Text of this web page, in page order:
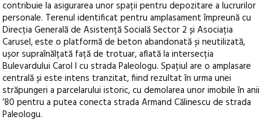
contribuie la asigurarea unor spații pentru depozitare a lucrurilor
personale. Terenul identificat pentru amplasament împreună cu
Direcția Generală de Asistență Socială Sector 2 și Asociația
Carusel, este o platformă de beton abandonată și neutilizată,
ușor supraînălțată față de trotuar, aflată la intersecția
Bulevardului Carol I cu strada Paleologu. Spațiul are o amplasare
centrală și este intens tranzitat, fiind rezultat în urma unei
străpungeri a parcelarului istoric, cu demolarea unor imobile în anii
’80 pentru a putea conecta strada Armand Călinescu de strada
Paleologu.